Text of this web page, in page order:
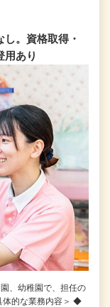
し。資格取得・
用あり
、幼稚園で、担任の
体的な業務内容＞ ◆